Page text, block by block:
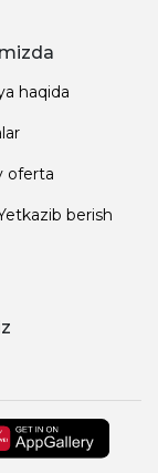
haqida
oferta
berish